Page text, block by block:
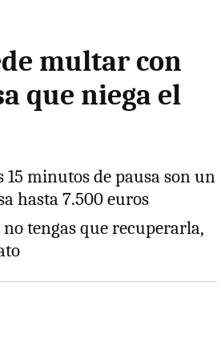
multar con
que niega el
15 minutos de pausa son un
hasta 7.500 euros
tengas que recuperarla,